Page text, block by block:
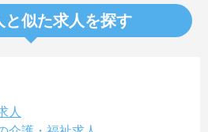
と似た求人を探す
人